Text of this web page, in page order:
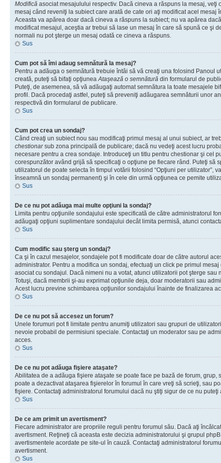
Modifică asociat mesajulului respectiv. Dacă cineva a răspuns la mesaj, veţi
mesaj când reveniţi la subiect care arată de cate ori aţi modificat acel mesaj
Aceasta va apărea doar dacă cineva a răspuns la subiect; nu va apărea
modificat mesajul, aceştia ar trebui să lase un mesaj în care să spună ce şi
normali nu pot şterge un mesaj odată ce cineva a răspuns.
Sus
Cum pot să îmi adaug semnătură la mesaj?
Pentru a adăuga o semnătură trebuie întâi să vă creaţi una folosind Panoul
creată, puteţi să bifaţi opţiuneaAtaşează o semnătură din formularul de
Puteţi, de asemenea, să vă adăugaţi automat semnătura la toate mesajele
profil. Dacă procedaţi astfel, puteţi să preveniţi adăugarea semnăturii unor
respectivă din formularul de publicare.
Sus
Cum pot crea un sondaj?
Când creaţi un subiect nou sau modificaţi primul mesaj al unui subiect, ar
chestionarsub zona principală de publicare; dacă nu vedeţi acest lucru
necesare pentru a crea sondaje. Introduceţi un titlu pentru chestionar şi cel
corespunzător având grijă să specificaţi o opţiune pe fiecare rând. Puteţi să
utilizatorul de poate selecta în timpul votării folosind “Opţiuni per utilizator”,
înseamnă un sondaj permanent) şi în cele din urmă opţiunea ce pemite
Sus
De ce nu pot adăuga mai multe opţiuni la sondaj?
Limita pentru opţiunile sondajului este specificată de către administratorul
adăugaţi opţiuni suplimentare sondajului decât limita permisă, atunci
Sus
Cum modific sau şterg un sondaj?
Ca şi în cazul mesajelor, sondajele pot fi modificate doar de către autorul
administrator. Pentru a modifica un sondaj, efectuaţi un click pe primul
asociat cu sondajul. Dacă nimeni nu a votat, atunci utilizatorii pot şterge
Totuşi, dacă membrii şi-au exprimat opţiunile deja, doar moderatorii sau
Acest lucru previne schimbarea opţiunilor sondajului înainte de finalizarea
Sus
De ce nu pot să accesez un forum?
Unele forumuri pot fi limitate pentru anumiţi utilizatori sau grupuri de
nevoie probabil de permisiuni speciale. Contactaţi un moderator sau pe
acces.
Sus
De ce nu pot adăuga fişiere ataşate?
Abilitatea de a adăuga fişiere ataşate se poate face pe bază de forum, grup,
poate a dezactivat ataşarea fişierelor în forumul în care vreţi să scrieţi, sau
fişiere. Contactaţi administratorul forumului dacă nu ştiţi sigur de ce nu
Sus
De ce am primit un avertisment?
Fiecare administrator are propriile reguli pentru forumul său. Dacă aţi
avertisment. Reţineţi că aceasta este decizia administratorului şi grupul
avertismentele acordate pe site-ul în cauză. Contactaţi administratorul
avertisment.
Sus